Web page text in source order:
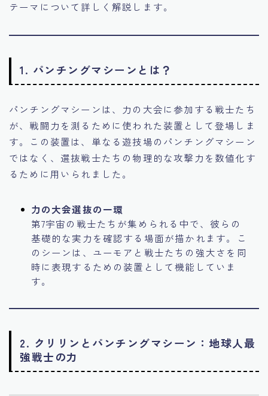
テーマについて詳しく解説します。
1. パンチングマシーンとは？
パンチングマシーンは、力の大会に参加する戦士たち
が、戦闘力を測るために使われた装置として登場しま
す。この装置は、単なる遊技場のパンチングマシーン
ではなく、選抜戦士たちの物理的な攻撃力を数値化す
るために用いられました。
力の大会選抜の一環
第7宇宙の戦士たちが集められる中で、彼らの
基礎的な実力を確認する場面が描かれます。こ
のシーンは、ユーモアと戦士たちの強大さを同
時に表現するための装置として機能していま
す。
2. クリリンとパンチングマシーン：地球人最
強戦士の力